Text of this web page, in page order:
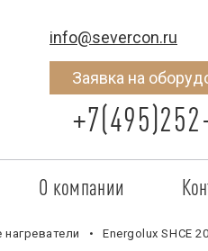
info@severcon.ru
Заявка на
О компании
SEVERCONEnergolux SHCE